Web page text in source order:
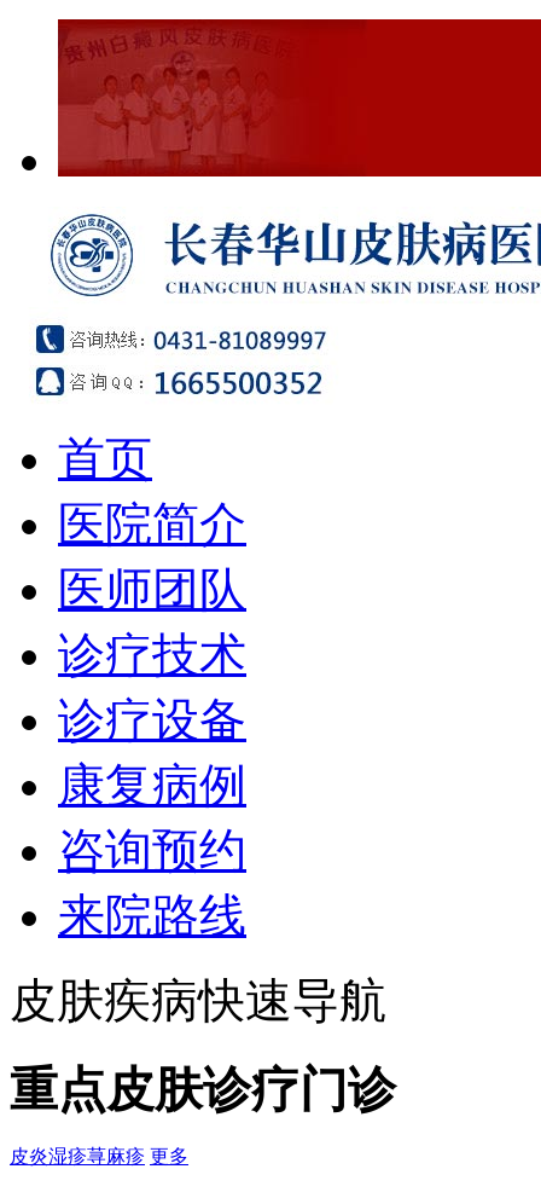
首页
医院简介
医师团队
诊疗技术
诊疗设备
康复病例
咨询预约
来院路线
皮肤疾病快速导航
重点皮肤诊疗门诊
皮炎湿疹荨麻疹 更多